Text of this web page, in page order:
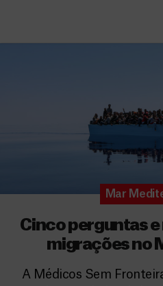
Mar
Cinco perguntas
migrações no
A Médicos Sem
r